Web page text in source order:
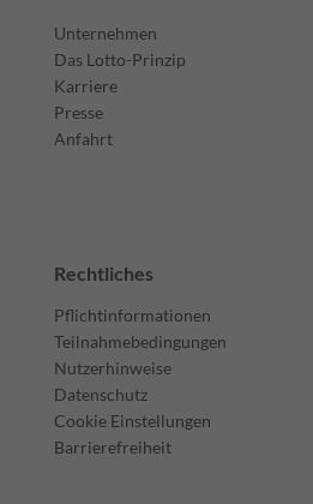
Unternehmen
Das Lotto-Prinzip
Karriere
Presse
Anfahrt
Rechtliches
Pflichtinformationen
Teilnahmebedingungen
Nutzerhinweise
Datenschutz
Cookie Einstellungen
Barrierefreiheit